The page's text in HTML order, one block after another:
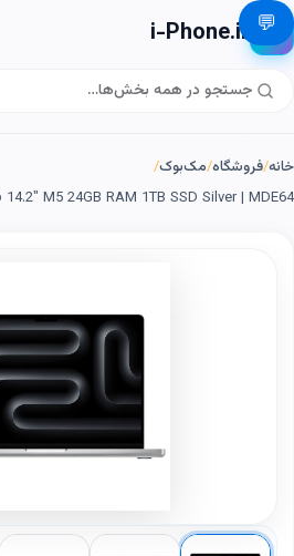
📱
i-Phone.ir
خانه/فروشگاه/مک‌بوک/
M5 24GB RAM 1TB SSD Silver | MDE64
💬